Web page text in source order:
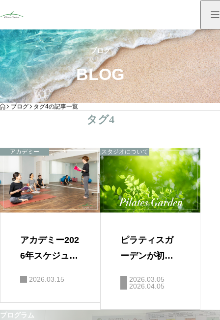
ブログ
BLOG
HOME
ブログ タグ4の記事一覧
タグ4
アカデミー
アカデミー202
6年スケジュー
2026.03.15
スタジオについて
ピラティスガ
ーデンが初め
2026.03.05
2026.04.05
プログラム